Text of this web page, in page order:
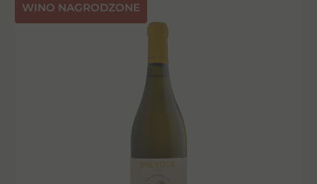
⁠WINO NAGRODZONE